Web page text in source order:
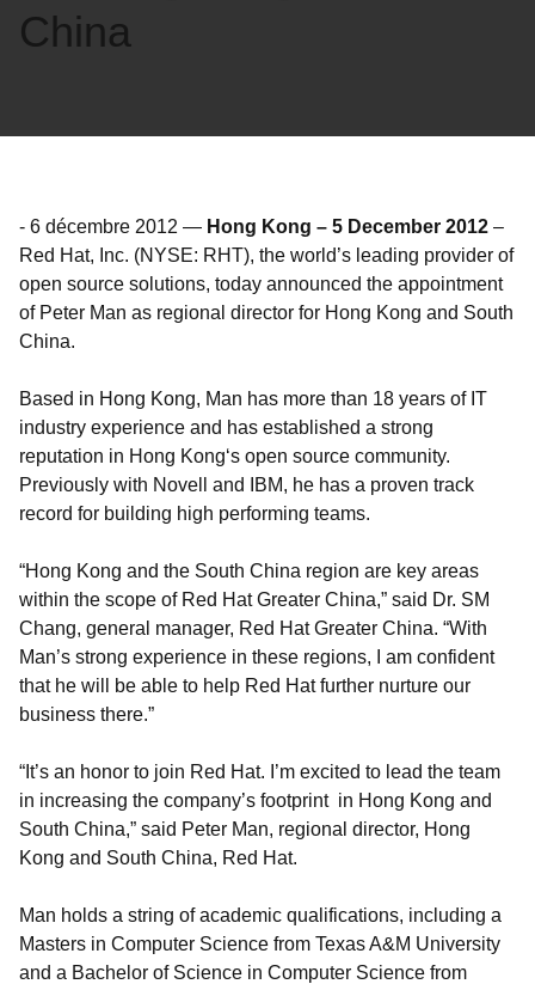
China
- 6 décembre 2012 — Hong Kong – 5 December 2012 –
Red Hat, Inc. (NYSE: RHT), the world’s leading provider of
open source solutions, today announced the appointment
of Peter Man as regional director for Hong Kong and South
China.
Based in Hong Kong, Man has more than 18 years of IT
industry experience and has established a strong
reputation in Hong Kong‘s open source community.
Previously with Novell and IBM, he has a proven track
record for building high performing teams.
“Hong Kong and the South China region are key areas
within the scope of Red Hat Greater China,” said Dr. SM
Chang, general manager, Red Hat Greater China. “With
Man’s strong experience in these regions, I am confident
that he will be able to help Red Hat further nurture our
business there.”
“It’s an honor to join Red Hat. I’m excited to lead the team
in increasing the company’s footprint in Hong Kong and
South China,” said Peter Man, regional director, Hong
Kong and South China, Red Hat.
Man holds a string of academic qualifications, including a
Masters in Computer Science from Texas A&M University
and a Bachelor of Science in Computer Science from